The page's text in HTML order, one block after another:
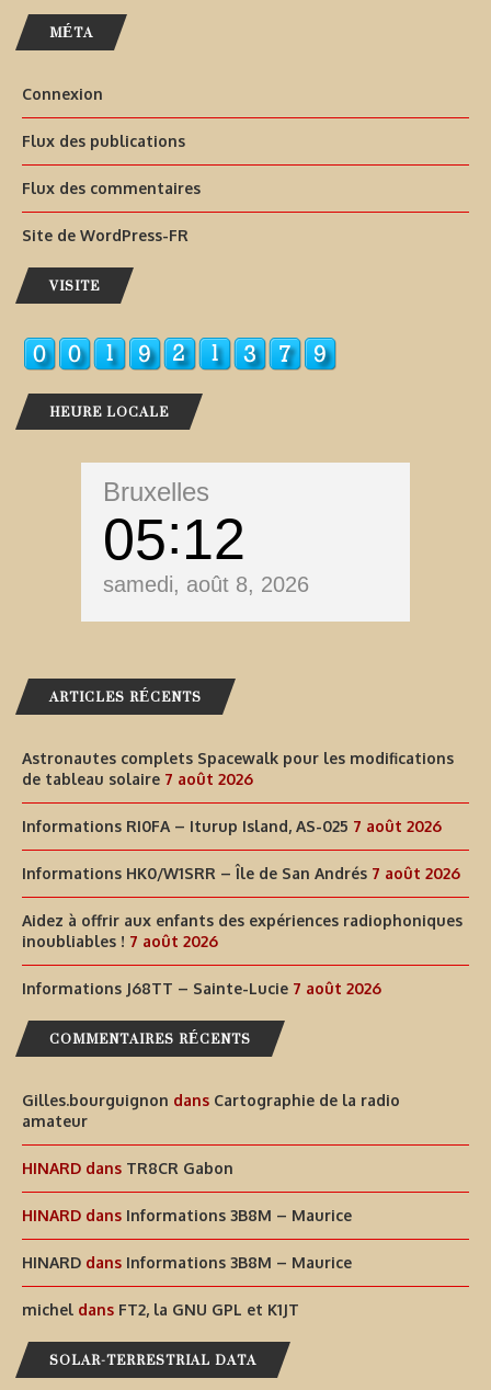
MÉTA
Connexion
Flux des publications
Flux des commentaires
Site de WordPress-FR
VISITE
HEURE LOCALE
Bruxelles
05 12
samedi, août 8, 2026
ARTICLES RÉCENTS
Astronautes complets Spacewalk pour les modifications
de tableau solaire 7 août 2026
Informations RI0FA – Iturup Island, AS-025 7 août 2026
Informations HK0/W1SRR – Île de San Andrés 7 août 2026
Aidez à offrir aux enfants des expériences radiophoniques
inoubliables ! 7 août 2026
Informations J68TT – Sainte-Lucie 7 août 2026
COMMENTAIRES RÉCENTS
Gilles.bourguignon dans Cartographie de la radio
amateur
HINARD dans TR8CR Gabon
HINARD dans Informations 3B8M – Maurice
HINARD dans Informations 3B8M – Maurice
michel dans FT2, la GNU GPL et K1JT
SOLAR-TERRESTRIAL DATA